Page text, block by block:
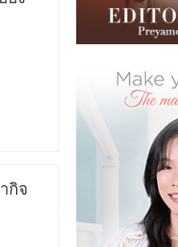
กิจ